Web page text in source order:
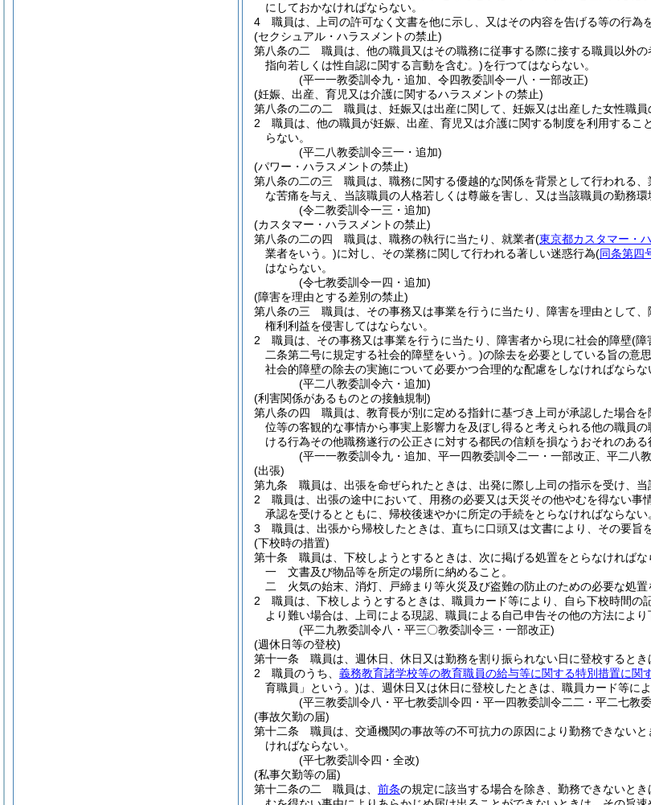
にしておかなければならない。
4
職員は、上司の許可なく文書を他に示し、又はその内容を告げる等の行為
(セクシュアル・ハラスメントの禁止)
第八条の二
職員は、他の職員又はその職務に従事する際に接する職員以外
指向若しくは性自認に関する言動を含む。)を行つてはならない。
(平一一教委訓令九・追加、令四教委訓令一八・一部改正)
(妊娠、出産、育児又は介護に関するハラスメントの禁止)
第八条の二の二
職員は、妊娠又は出産に関して、妊娠又は出産した女性職
2
職員は、他の職員が妊娠、出産、育児又は介護に関する制度を利用する
らない。
(平二八教委訓令三一・追加)
(パワー・ハラスメントの禁止)
第八条の二の三
職員は、職務に関する優越的な関係を背景として行われる
な苦痛を与え、当該職員の人格若しくは尊厳を害し、又は当該職員の勤務
(令二教委訓令一三・追加)
(カスタマー・ハラスメントの禁止)
第八条の二の四
職員は、職務の執行に当たり、就業者(東京都カスタマー・
業者をいう。)に対し、その業務に関して行われる著しい迷惑行為(同条第四
はならない。
(令七教委訓令一四・追加)
(障害を理由とする差別の禁止)
第八条の三
職員は、その事務又は事業を行うに当たり、障害を理由として
権利利益を侵害してはならない。
2
職員は、その事務又は事業を行うに当たり、障害者から現に社会的障壁(障
二条第二号に規定する社会的障壁をいう。)の除去を必要としている旨の意
社会的障壁の除去の実施について必要かつ合理的な配慮をしなければならな
(平二八教委訓令六・追加)
(利害関係があるものとの接触規制)
第八条の四
職員は、教育長が別に定める指針に基づき上司が承認した場合
位等の客観的な事情から事実上影響力を及ぼし得ると考えられる他の職員
ける行為その他職務遂行の公正さに対する都民の信頼を損なうおそれのある
(平一一教委訓令九・追加、平一四教委訓令二一・一部改正、平二八
(出張)
第九条
職員は、出張を命ぜられたときは、出発に際し上司の指示を受け、
2
職員は、出張の途中において、用務の必要又は天災その他やむを得ない
承認を受けるとともに、帰校後速やかに所定の手続をとらなければならない
3
職員は、出張から帰校したときは、直ちに口頭又は文書により、その要旨
(下校時の措置)
第十条
職員は、下校しようとするときは、次に掲げる処置をとらなければな
一
文書及び物品等を所定の場所に納めること。
二
火気の始末、消灯、戸締まり等火災及び盗難の防止のための必要な処置
2
職員は、下校しようとするときは、職員カード等により、自ら下校時間の
より難い場合は、上司による現認、職員による自己申告その他の方法により
(平二九教委訓令八・平三〇教委訓令三・一部改正)
(週休日等の登校)
第十一条
職員は、週休日、休日又は勤務を割り振られない日に登校すると
2
職員のうち、 義務教育諸学校等の教育職員の給与等に関する特別措置に関
育職員」という。)は、週休日又は休日に登校したときは、職員カード等に
(平三教委訓令八・平七教委訓令四・平一四教委訓令二二・平二七教
(事故欠勤の届)
第十二条
職員は、交通機関の事故等の不可抗力の原因により勤務できない
ければならない。
(平七教委訓令四・全改)
(私事欠勤等の届)
第十二条の二
職員は、 前条の規定に該当する場合を除き、勤務できないと